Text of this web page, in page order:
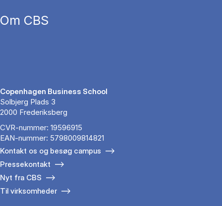
Om CBS
Copenhagen Business School
Solbjerg Plads 3
2000 Frederiksberg
CVR-nummer: 19596915
EAN-nummer: 5798009814821
Kontakt os og besøg campus
Pressekontakt
Nyt fra CBS
Til virksomheder